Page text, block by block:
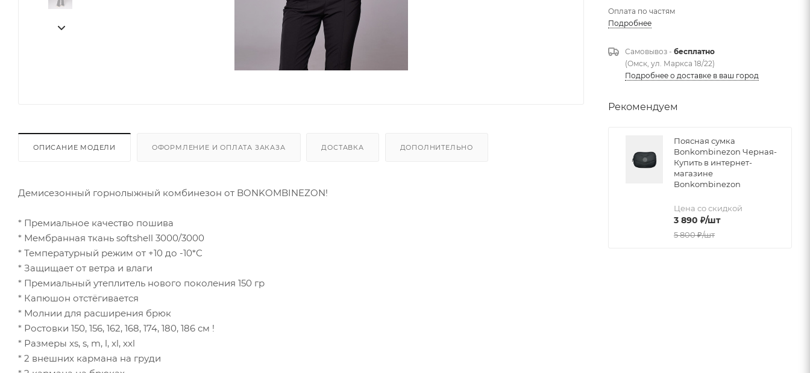
ОПИСАНИЕ МОДЕЛИ ОФОРМЛЕНИЕ И ОПЛАТА ЗАКАЗА ДОСТАВКА ДОПОЛНИТЕЛЬНО
Демисезонный горнолыжный комбинезон от BONKOMBINEZON!
* Премиальное качество пошива
* Мембранная ткань softshell 3000/3000
* Температурный режим от +10 до -10*С
* Защищает от ветра и влаги
* Премиальный утеплитель нового поколения 150 гр
* Капюшон отстёгивается
* Молнии для расширения брюк
* Ростовки 150, 156, 162, 168, 174, 180, 186 см !
* Размеры xs, s, m, l, xl, xxl
* 2 внешних кармана на груди
Оплата по частям
Подробнее
Самовывоз - бесплатно
(Омск, ул. Маркса 18/22)
Подробнее о доставке в ваш город
Рекомендуем
Поясная сумка
Bonkombinezon Черная-
Купить в интернет-
магазине
Bonkombinezon
Цена со скидкой
3 890 ₽/шт
5 800₽/шт